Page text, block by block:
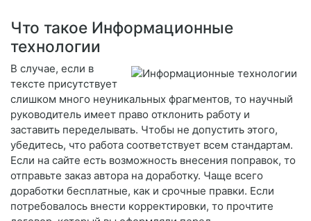
Что такое Информационные
технологии
В случае, если в
тексте присутствует
слишком много неуникальных фрагментов, то научный
руководитель имеет право отклонить работу и
заставить переделывать. Чтобы не допустить этого,
убедитесь, что работа соответствует всем стандартам.
Если на сайте есть возможность внесения поправок, то
отправьте заказ автора на доработку. Чаще всего
доработки бесплатные, как и срочные правки. Если
потребовалось внести корректировки, то прочтите